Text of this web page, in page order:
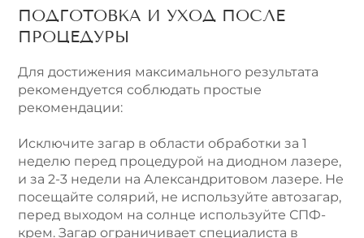
ПОДГОТОВКА И УХОД ПОСЛЕ
ПРОЦЕДУРЫ
Для достижения максимального результата
рекомендуется соблюдать простые
рекомендации:
Исключите загар в области обработки за 1
неделю перед процедурой на диодном лазере,
и за 2-3 недели на Александритовом лазере. Не
посещайте солярий, не используйте автозагар,
перед выходом на солнце используйте СПФ-
крем. Загар ограничивает специалиста в